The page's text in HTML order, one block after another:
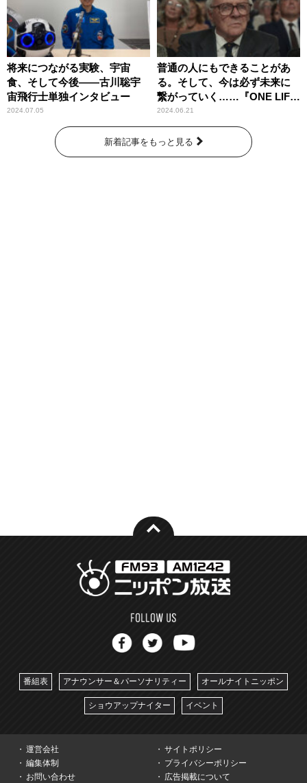
将来につながる実験、宇宙
食、そして今後――古川聡宇
宙飛行士単独インタビュー
2024.07.05
普通の人にもできることがあ
る。そして、今は必ず未来に
繋がっていく……『ONE LIFE
奇跡が繋いだ6000の命』
2024.06.21
新着記事をもっと見る
番組表 アナウンサー＆パーソナリティー オールナイトニッポン
ショウアップナイター イベント
運営会社
サイトポリシー
編集体制
プライバシーポリシー
お問い合わせ
広告掲載について